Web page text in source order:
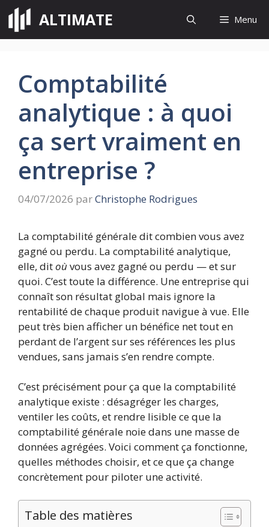
Aller
contenu
ALTIMATE Menu
Comptabilité
analytique : à quoi
ça sert vraiment en
entreprise ?
04/07/2026 parChristophe Rodrigues
La comptabilité générale dit combien vous avez
gagné ou perdu. La comptabilité analytique,
elle, ditoùvous avez gagné ou perdu — et sur
quoi. C’est toute la différence. Une entreprise qui
connaît son résultat global mais ignore la
rentabilité de chaque produit navigue à vue. Elle
peut très bien afficher un bénéfice net tout en
perdant de l’argent sur ses références les plus
vendues, sans jamais s’en rendre compte.
C’est précisément pour ça que la comptabilité
analytique existe : désagréger les charges,
ventiler les coûts, et rendre lisible ce que la
comptabilité générale noie dans une masse de
données agrégées. Voici comment ça fonctionne,
quelles méthodes choisir, et ce que ça change
concrètement pour piloter une activité.
Table des matières